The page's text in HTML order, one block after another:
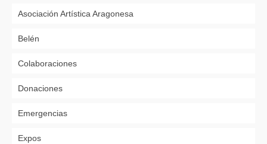
Asociación Artística Aragonesa
Belén
Colaboraciones
Donaciones
Emergencias
Expos